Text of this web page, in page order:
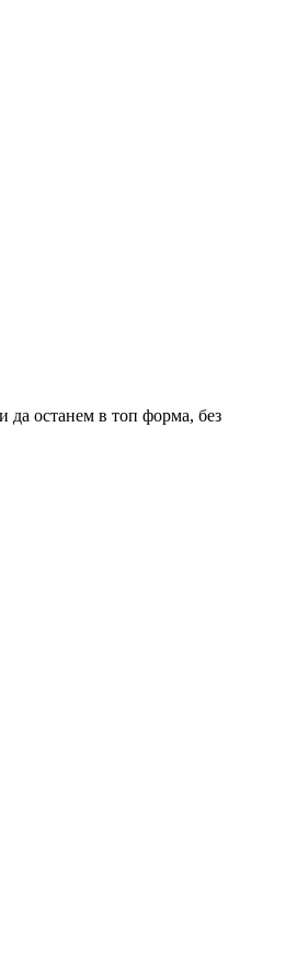
да останем в топ форма, без